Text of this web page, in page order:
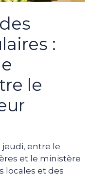
:
le
jeudi, entre le
et le ministère
locales et des